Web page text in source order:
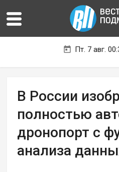
Пт. 7 авг.
В России
полностью
дронопорт с
анализа